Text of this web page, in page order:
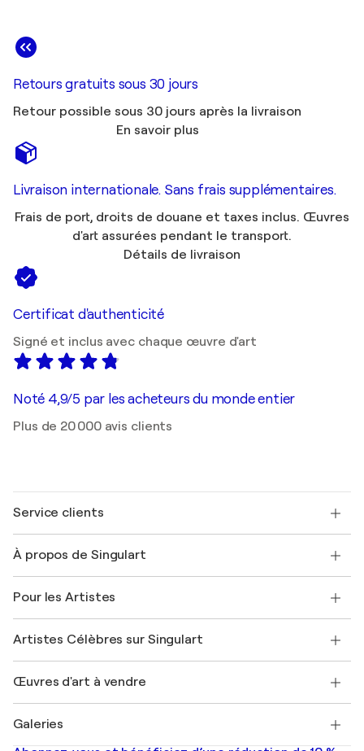
Retours gratuits sous 30 jours
Retour possible sous 30 jours après la livraison
En savoir plus
Livraison internationale. Sans frais supplémentaires.
Frais de port, droits de douane et taxes inclus. Œuvres
d'art assurées pendant le transport.
Détails de livraison
Certificat d'authenticité
Signé et inclus avec chaque œuvre d'art
Noté 4,9/5 par les acheteurs du monde entier
Plus de 20 000 avis clients
Service clients
Expédition
Offrir une carte cadeau
Rejoignez notre programme commercial
Mon compte
+33 1 76 44 06 42
À propos de Singulart
FAQ
Magazine Singulart
Emplois
Découvrez une sélection d'art original
Pour les Artistes
Se connecter en tant qu'Artiste
Artistes Célèbres sur Singulart
Marc Chagall
Banksy
Mr. Brainwash
Œuvres d'art à vendre
Tableaux abstraits à vendre
Galeries